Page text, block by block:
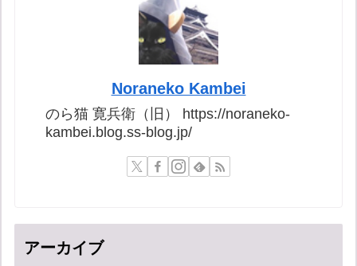
Noraneko Kambei
のら猫 寛兵衛（旧） https://noraneko-
kambei.blog.ss-blog.jp/
アーカイブ